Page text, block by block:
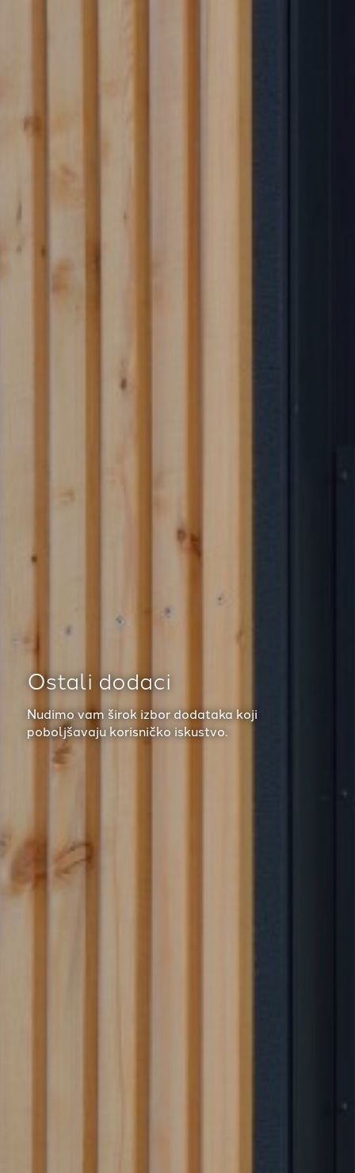
Ostali dodaci
Nudimo vam širok izbor dodataka koji
poboljšavaju korisničko iskustvo.